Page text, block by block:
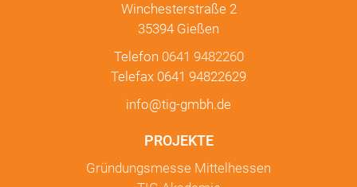
Winchesterstraße 2
35394 Gießen
Telefon 0641 9482260
Telefax 0641 94822629
info@tig-gmbh.de
PROJEKTE
Gründungsmesse Mittelhessen